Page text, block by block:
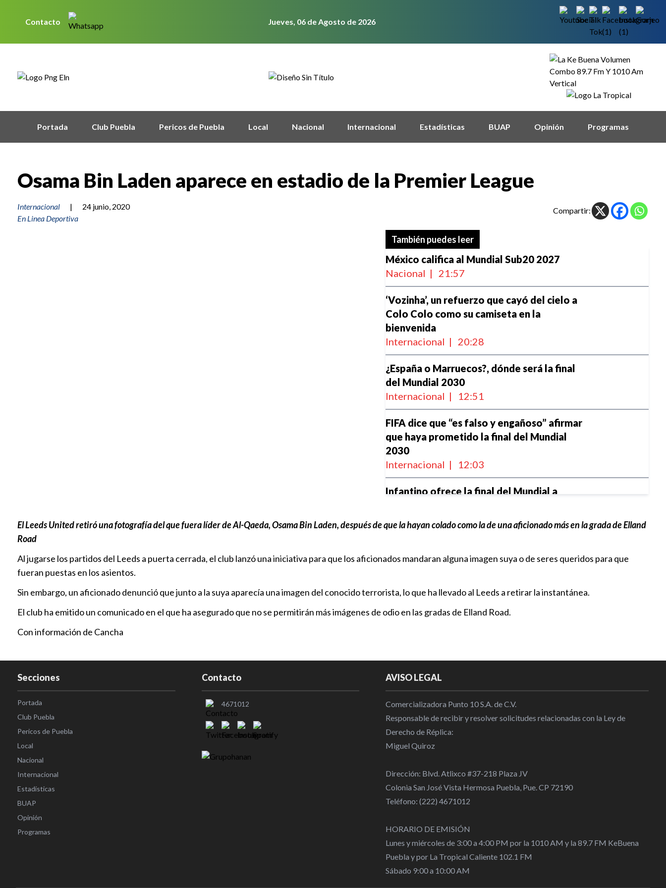
Contacto Jueves, 06 de Agosto de 2026
Portada Club Puebla Pericos de Puebla Local Nacional Internacional Estadísticas BUAP Opinión Programas
Osama Bin Laden aparece en estadio de la Premier League
Internacional |
24 junio, 2020
En Linea Deportiva
Compartir:
También puedes leer
México califica al Mundial Sub20 2027
Nacional | 21:57
‘Vozinha’, un refuerzo que cayó del cielo a
Colo Colo como su camiseta en la
bienvenida
Internacional | 20:28
¿España o Marruecos?, dónde será la final
del Mundial 2030
Internacional | 12:51
FIFA dice que “es falso y engañoso” afirmar
que haya prometido la final del Mundial
2030
Internacional | 12:03
Infantino ofrece la final del Mundial a
Times”
Internacional
Sumar y ganar para generar confianza, dice
Puebla
Club Puebla
Mohamed Salah llega a Turquía para fichar
Internacional | 09:44
Emmith Smith reconoce la importancia de
seguir con crecimiento de NFL en México y
Nacional | 15:28
Jordania acusa a Infantino de “chantaje” y no
Internacional | 11:53
El Leeds United retiró una fotografía del que fuera líder de Al-Qaeda, Osama Bin Laden, después de que la hayan colado como la de una aficionado más en la grada de Elland
Road
Al jugarse los partidos del Leeds a puerta cerrada, el club lanzó una iniciativa para que los aficionados mandaran alguna imagen suya o de seres queridos para que
fueran puestas en los asientos.
Sin embargo, un aficionado denunció que junto a la suya aparecía una imagen del conocido terrorista, lo que ha llevado al Leeds a retirar la instantánea.
El club ha emitido un comunicado en el que ha asegurado que no se permitirán más imágenes de odio en las gradas de Elland Road.
Con información de Cancha
Secciones
Portada
Club Puebla
Pericos de Puebla
Local
Nacional
Internacional
Estadísticas
BUAP
Opinión
Programas
Contacto
4671012
AVISO LEGAL
Comercializadora Punto 10 S.A. de C.V.
Responsable de recibir y resolver solicitudes relacionadas con la Ley de
Derecho de Réplica:
Miguel Quiroz
Dirección: Blvd. Atlixco #37-218 Plaza JV
Colonia San José Vista Hermosa Puebla, Pue. CP 72190
Teléfono: (222) 4671012
HORARIO DE EMISIÓN
Lunes y miércoles de 3:00 a 4:00 PM por la 1010 AM y la 89.7 FM KeBuena
Puebla y por La Tropical Caliente 102.1 FM
Sábado 9:00 a 10:00 AM